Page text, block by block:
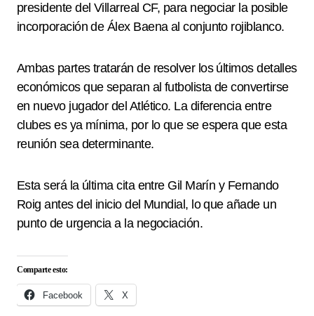
presidente del Villarreal CF, para negociar la posible
incorporación de Álex Baena al conjunto rojiblanco.
Ambas partes tratarán de resolver los últimos detalles
económicos que separan al futbolista de convertirse
en nuevo jugador del Atlético. La diferencia entre
clubes es ya mínima, por lo que se espera que esta
reunión sea determinante.
Esta será la última cita entre Gil Marín y Fernando
Roig antes del inicio del Mundial, lo que añade un
punto de urgencia a la negociación.
Comparte esto:
Facebook X